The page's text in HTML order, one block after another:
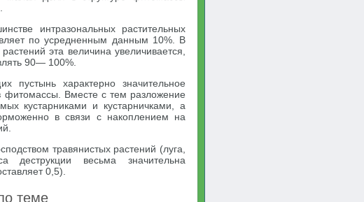
интразональных растительных
по усредненным данным 10%. В
эта величина увеличивается,
90— 100%.
пустынь характерно значительное
фитомассы. Вместе с тем разложение
кустарниками и кустарничками, а
в связи с накоплением на
травянистых растений (луга,
деструкции весьма значительна
0,5).
теме